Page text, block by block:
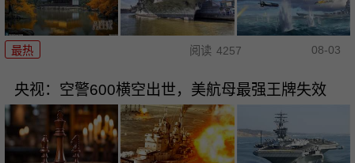
最热 阅读 4257 08-03
央视：空警600横空出世，美航母最强王牌失效